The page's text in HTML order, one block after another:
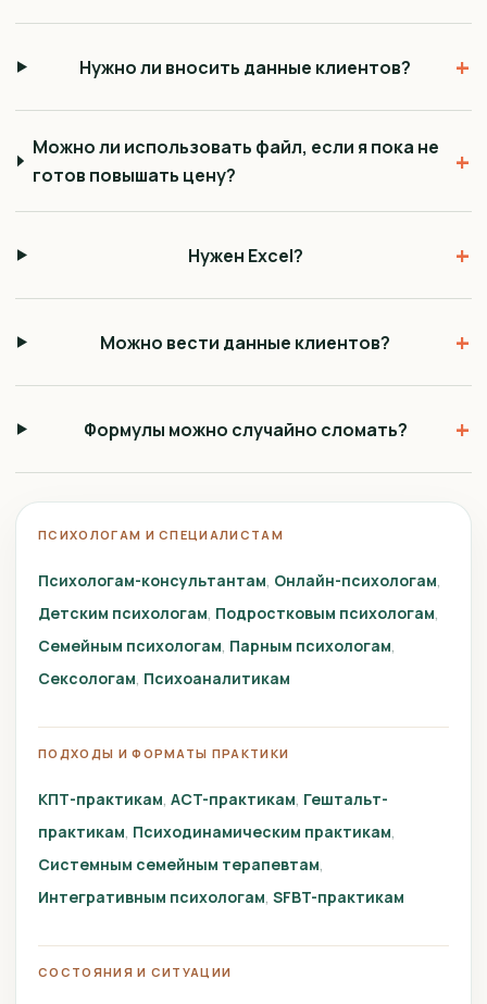
Нужно ли вносить данные клиентов? +
Можно ли использовать файл, если я пока не
готов повышать цену?
+
Нужен Excel? +
Можно вести данные клиентов? +
Формулы можно случайно сломать? +
ПСИХОЛОГАМ И СПЕЦИАЛИСТАМ
Психологам-консультантам Онлайн-психологам
Детским психологам Подростковым психологам
Семейным психологам Парным психологам
Сексологам Психоаналитикам
ПОДХОДЫ И ФОРМАТЫ ПРАКТИКИ
КПТ-практикам ACT-практикам Гештальт-
практикам Психодинамическим практикам
Системным семейным терапевтам
Интегративным психологам SFBT-практикам
СОСТОЯНИЯ И СИТУАЦИИ